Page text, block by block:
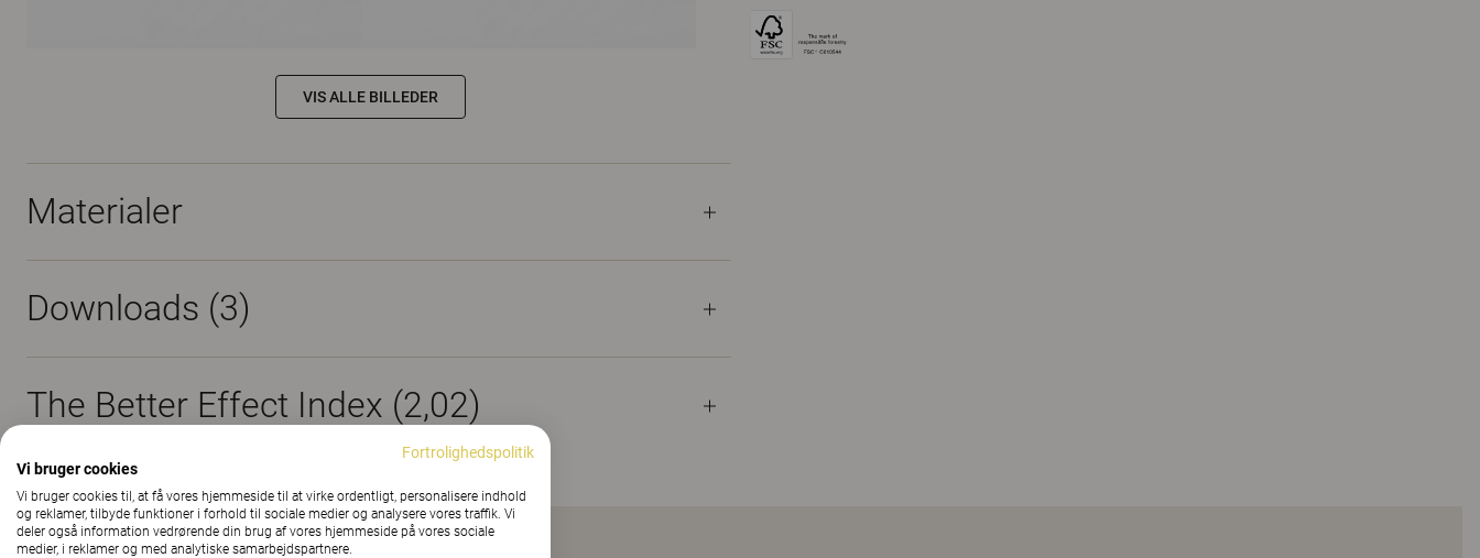
VIS ALLE BILLEDER
Materialer
Downloads (3)
The Better Effect Index (2,02)
Fortrolighedspolitik
Vi bruger cookies
Vi bruger cookies til, at få vores hjemmeside til at virke ordentligt, personalisere indhold
og reklamer, tilbyde funktioner i forhold til sociale medier og analysere vores traffik. Vi
deler også information vedrørende din brug af vores hjemmeside på vores sociale
medier, i reklamer og med analytiske samarbejdspartnere.